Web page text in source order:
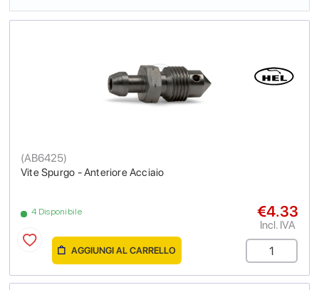
Vite Spurgo - Anteriore Acciaio
(AB6425)
4 Disponibile €4.33
Incl. IVA
AGGIUNGI AL CARRELLO